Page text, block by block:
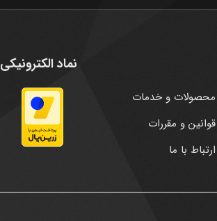
محصولات و خدمات
قوانین و مقررات
ارتباط با ما
نماد الکترونیکی